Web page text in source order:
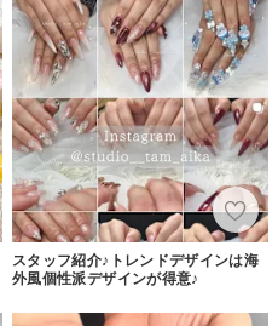
スタッフ紹介♪トレンドデザインは海
外風個性派デザインが得意♪